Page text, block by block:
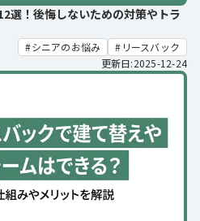
選！後悔しないための対策やトラ
シニアのお悩み
リースバック
更新日:2025-12-24